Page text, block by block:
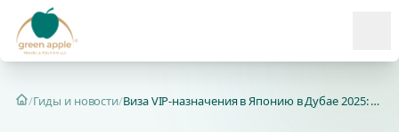
Главная
/Гиды и новости/ Виза VIP-назначения в Японию в Дубае 2025: Полное руководств...